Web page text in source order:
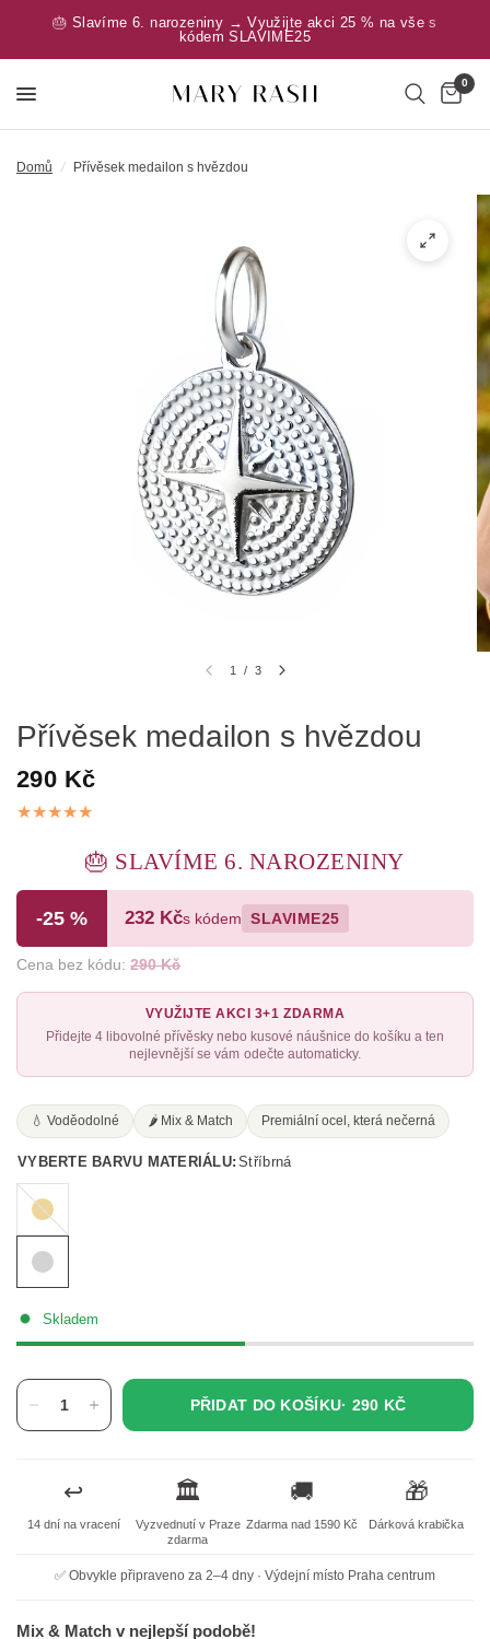
🎂 Slavíme 6. narozeniny → Využijte akci 25 % na vše s
kódem SLAVIME25
0
Domů / Přívěsek medailon s hvězdou
1 / 3
Přívěsek medailon s hvězdou
290 Kč
🎂 SLAVÍME 6. NAROZENINY
-25 % 232 Kčs kódem SLAVIME25
Cena bez kódu:290 Kč
VYUŽIJTE AKCI 3+1 ZDARMA
Přidejte 4 libovolné přívěsky nebo kusové náušnice do košíku a ten
nejlevnější se vám odečte automaticky.
💧 Voděodolné 🌶️ Mix & Match Premiální ocel, která nečerná
VYBERTE BARVU MATERIÁLU: Stříbrná
Zlatá
Skladem
PŘIDAT DO KOŠÍKU· 290 KČ
↩️
14 dní na vracení
🏛️
Vyzvednutí v Praze
zdarma
🚚
Zdarma nad 1590 Kč
🎁
Dárková krabička
✅ Obvykle připraveno za 2–4 dny · Výdejní místo Praha centrum
Mix & Match v nejlepší podobě!